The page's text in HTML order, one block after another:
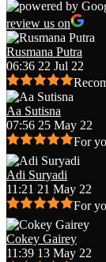
review us on
Rusmana Putra
06:36 22 Jul 22
Aa Sutisna
07:56 25 May 22
For
Adi Suryadi
11:21 21 May 22
For
Cokey Gairey
11:39 13 May 22